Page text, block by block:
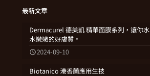
最新文章
Dermacurel 德美凱 精華面膜系列，讓你水
水嫩嫩的好膚質。
2024-09-10
Biotanico 港香蘭應用生技